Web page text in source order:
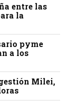
entre las
la
pyme
a los
Milei,